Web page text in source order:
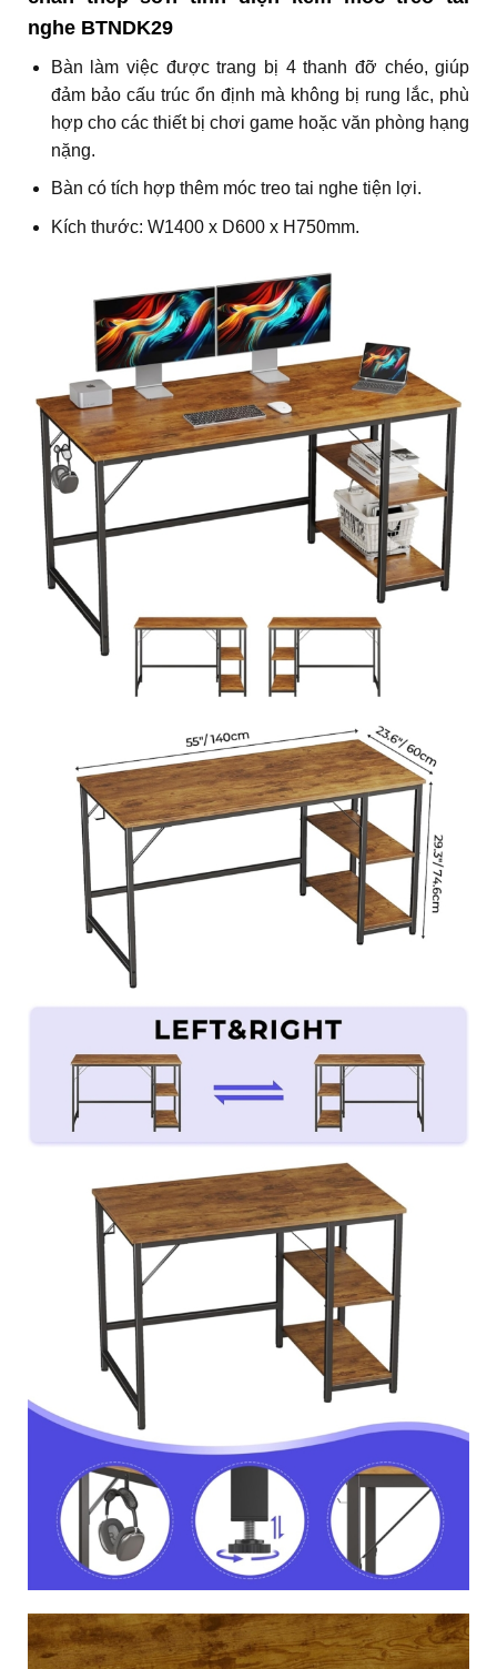
nghe BTNDK29
Bàn làm việc được trang bị 4 thanh đỡ chéo, giúp
đảm bảo cấu trúc ổn định mà không bị rung lắc, phù
hợp cho các thiết bị chơi game hoặc văn phòng hạng
nặng.
Bàn có tích hợp thêm móc treo tai nghe tiện lợi.
Kích thước: W1400 x D600 x H750mm.